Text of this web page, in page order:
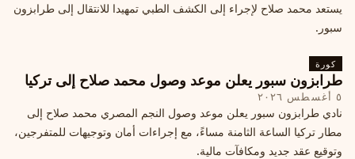
يستعد محمد صلاح لإجراء إلى الكشف الطبي تمهيدا للانتقال إلى طرابزون
سبور.
كورة
طرابزون سبور يعلن موعد وصول محمد صلاح إلى تركيا
٥ أغسطس ٢٠٢٦
نادي طرابزون سبور يعلن موعد وصول النجم المصري محمد صلاح إلى
مطار تركيا الساعة الثامنة مساءً، مع إجراءات أمان وتوجيهات للمتفرجين،
وتوقيع عقد جديد ومكافآت مالية.